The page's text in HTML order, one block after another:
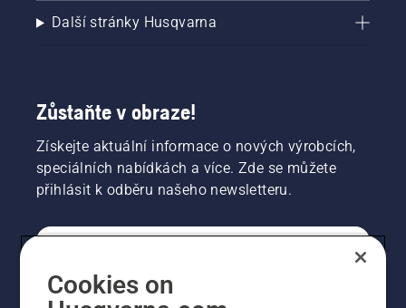
Další stránky Husqvarna
Zůstaňte v obraze!
Získejte aktuální informace o nových výrobcích,
speciálních nabídkách a více. Zde se můžete
přihlásit k odběru našeho newsletteru.
Cookies on